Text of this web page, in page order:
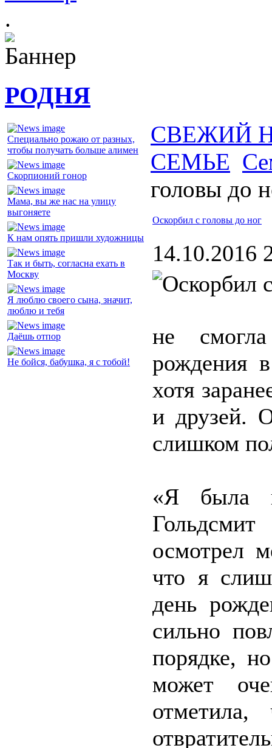
.
РОДНЯ
Специально рожаю от разных,
чтобы получать больше алимен
Скорпионий гонор
Мама, вы же нас на улицу
выгоняете
К нам опять пришли художницы
Так и быть, согласна ехать в
Москву
Я люблю своего сына, значит,
люблю и тебя
Даёшь отпор
Не бойся, бабушка, я с тобой!
СВЕЖИЙ
СЕМЬЕ
головы до
Оскорбил с головы до ног
14.10.2016
не
рождения
хотя
и друзей.
слишком
«Я была
осмотрел
что я
день
сильно
порядке,
может
отметила,